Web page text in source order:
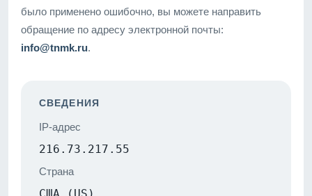
было применено ошибочно, вы можете направить
обращение по адресу электронной почты:
info@tnmk.ru.
СВЕДЕНИЯ
IP-адрес
216.73.217.55
Страна
США (US)